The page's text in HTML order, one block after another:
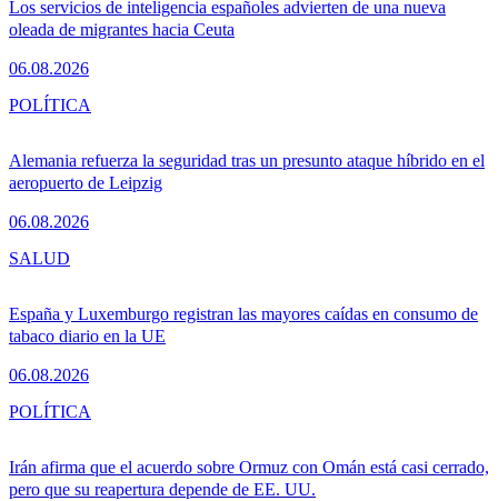
Los servicios de inteligencia españoles advierten de una nueva
oleada de migrantes hacia Ceuta
06.08.2026
Alemania refuerza la seguridad tras un presunto ataque híbrido en el
aeropuerto de Leipzig
06.08.2026
POLÍTICA
España y Luxemburgo registran las mayores caídas en consumo de
tabaco diario en la UE
06.08.2026
SALUD
Irán afirma que el acuerdo sobre Ormuz con Omán está casi cerrado,
pero que su reapertura depende de EE. UU.
POLÍTICA